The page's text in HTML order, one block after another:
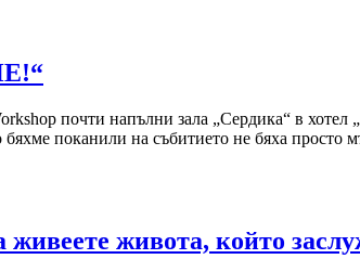
почти напълни зала „Сердика“ в
бяхме поканили на събитието не бяха
живота, който